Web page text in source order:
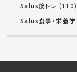
Salus筋トレ (110)
Salus食事・栄養学